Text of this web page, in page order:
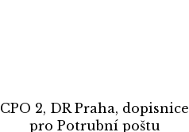
CPO 2, DR Praha, dopisnice
pro Potrubní poštu